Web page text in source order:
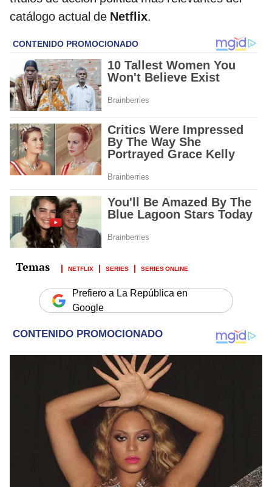
catálogo actual de Netflix.
NETFLIX SERIES SERIES ONLINE
Prefiero a La República en
Google